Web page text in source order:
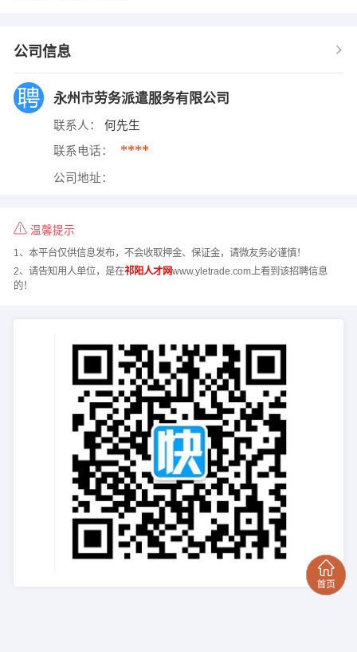
公司信息
永州市劳务派遣服务有限公司
联系人： 何先生
联系电话： ****
公司地址：
温馨提示
1、本平台仅供信息发布，不会收取押金、保证金，请微友务必谨慎！
2、请告知用人单位，是在祁阳人才网www.yletrade.com上看到该招聘信息
的！